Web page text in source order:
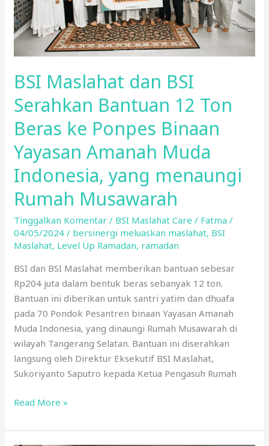
BSI Maslahat dan BSI
Serahkan Bantuan 12 Ton
Beras ke Ponpes Binaan
Yayasan Amanah Muda
Indonesia, yang menaungi
Rumah Musawarah
Tinggalkan Komentar / BSI Maslahat Care / Fatma/
04/05/2024/ bersinergi meluaskan maslahat, BSI
Maslahat, Level Up Ramadan, ramadan
BSI dan BSI Maslahat memberikan bantuan sebesar
Rp204 juta dalam bentuk beras sebanyak 12 ton.
Bantuan ini diberikan untuk santri yatim dan dhuafa
pada 70 Pondok Pesantren binaan Yayasan Amanah
Muda Indonesia, yang dinaungi Rumah Musawarah di
wilayah Tangerang Selatan. Bantuan ini diserahkan
langsung oleh Direktur Eksekutif BSI Maslahat,
Sukoriyanto Saputro kepada Ketua Pengasuh Rumah
Ton
Beras
ke
Ponpes
Yayasan
Amanah
Muda
Indonesia,
menaungi
Rumah
Read More »